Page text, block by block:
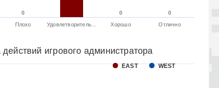
0
0 0
0 0
0
Плохо Удовлетворитель… Хорошо Отлично
игрового администратора
EAST WEST